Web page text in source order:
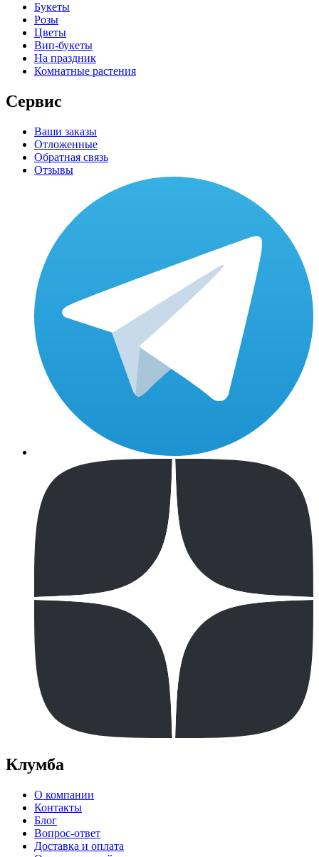
Букеты
Розы
Цветы
Вип-букеты
На праздник
Комнатные растения
Сервис
Ваши заказы
Отложенные
Обратная связь
Отзывы
Клумба
О компании
Контакты
Блог
Вопрос-ответ
Доставка и оплата